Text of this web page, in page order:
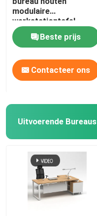
modulaire
werkstationtafel
Beste prijs
Contacteer ons
Uitvoerende Bureaus